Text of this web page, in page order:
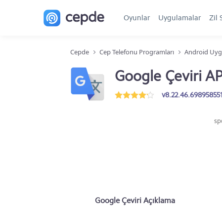
Oyunlar Uygulamalar Zil
Cepde Cep Telefonu Programları Android
Google Çeviri
Google Çeviri Açıklama